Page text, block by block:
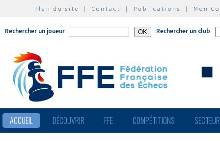
Plan du site | Contact | Publications | Mon
Rechercher un joueur Rechercher un club
ACCUEIL DÉCOUVRIR FFE COMPÉTITIONS